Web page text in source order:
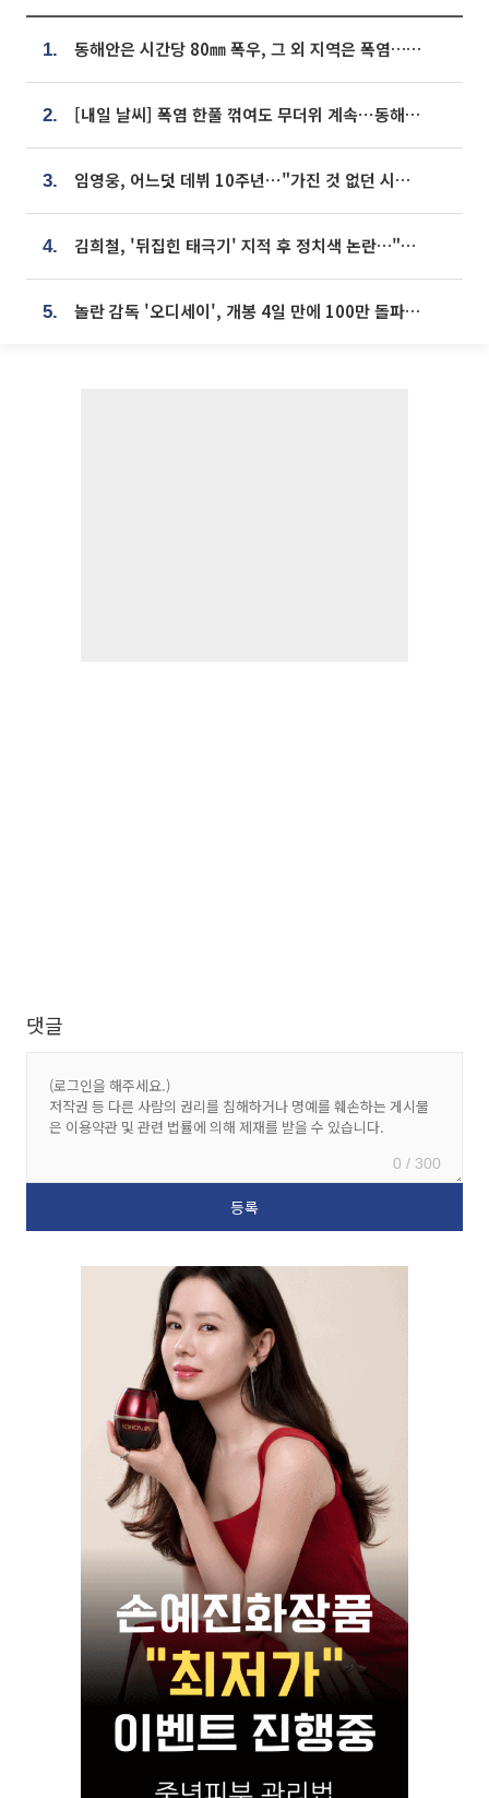
1. 동해안은 시간당 80㎜ 폭우, 그 외 지역은 폭염…‘극과 극 날씨’
2. [내일 날씨] 폭염 한풀 꺾여도 무더위 계속⋯동해안 이틀 연속 비
3. 임영웅, 어느덧 데뷔 10주년⋯"가진 것 없던 시절, 내 앞엔 20명의 팬뿐"
4. 김희철, '뒤집힌 태극기' 지적 후 정치색 논란…"좌우 떠나 우리나라 국기"
5. 놀란 감독 '오디세이', 개봉 4일 만에 100만 돌파⋯'왕사남' 보다 빠르다
댓글
0 / 300